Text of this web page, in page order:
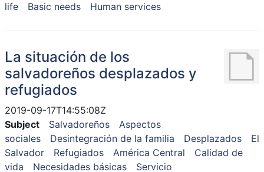
life
Basic needs Human services
La situación de los
salvadoreños desplazados y
refugiados
2019-09-17T14:55:08Z
Subject
Salvadoreños
Aspectos
sociales
Desintegración de la familia Desplazados
El
Salvador
Refugiados América Central
Calidad de
vida
Necesidades básicas Servicio